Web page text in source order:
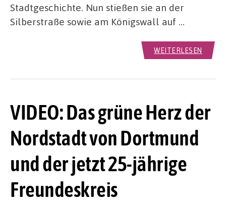
Stadtgeschichte. Nun stießen sie an der
Silberstraße sowie am Königswall auf …
WEITERLESEN
VIDEO: Das grüne Herz der
Nordstadt von Dortmund
und der jetzt 25-jährige
Freundeskreis